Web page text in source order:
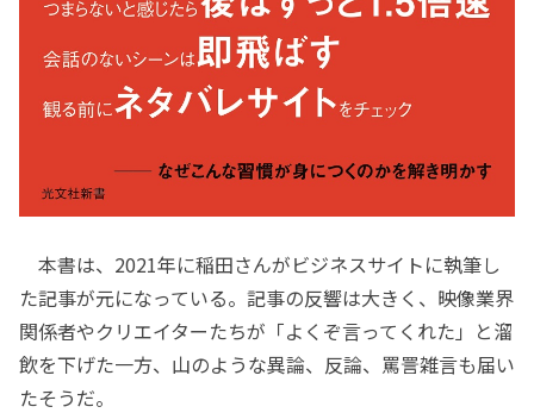
本書は、2021年に稲田さんがビジネスサイトに執筆し
た記事が元になっている。記事の反響は大きく、映像業界
関係者やクリエイターたちが「よくぞ言ってくれた」と溜
飲を下げた一方、山のような異論、反論、罵詈雑言も届い
たそうだ。